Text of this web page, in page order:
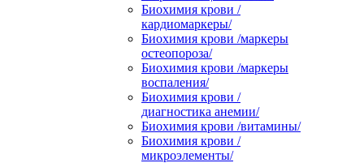
Биохимия крови /
кардиомаркеры/
Биохимия крови /маркеры
остеопороза/
Биохимия крови /маркеры
воспаления/
Биохимия крови /
диагностика анемии/
Биохимия крови /витамины/
Биохимия крови /
микроэлементы/